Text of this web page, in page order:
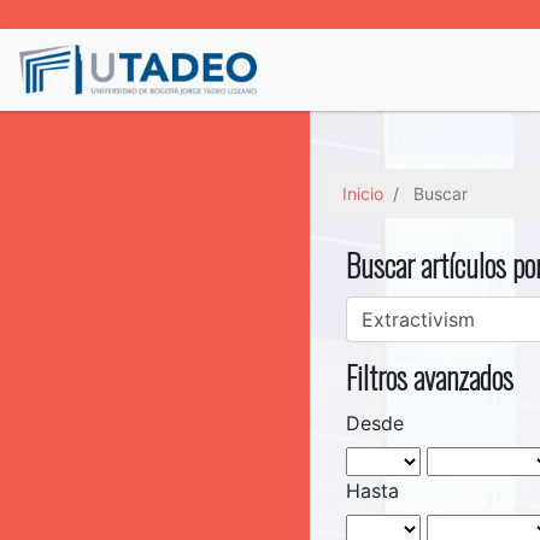
Inicio Buscar
Buscar artículos
Filtros avanzados
Desde
Hasta